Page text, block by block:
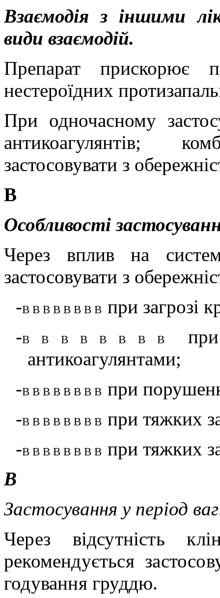
Взаємодія з іншими
види взаємодій.
Препарат прискорює
нестероїдних
При одночасному
антикоагулянтів;
застосовувати з
В
Особливості
Через вплив на
застосовувати з
-В В В В В В В В при загрозі
-В В В В В В В В
антикоагулянтами;
-В В В В В В В В при
-В В В В В В В В при тяжких
-В В В В В В В В при тяжких
В
Застосування у період
Через відсутність
рекомендується
годування груддю.